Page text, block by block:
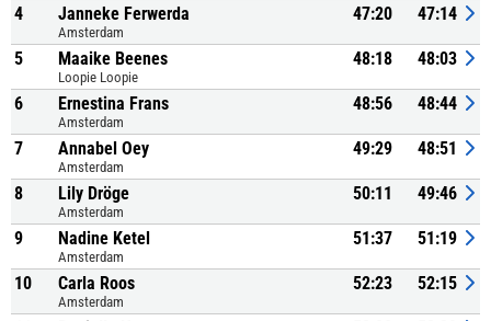
4 Janneke Ferwerda
Amsterdam
47:20 47:14
5 Maaike Beenes
Loopie Loopie
48:18 48:03
6 Ernestina Frans
Amsterdam
48:56 48:44
7 Annabel Oey
Amsterdam
49:29 48:51
8 Lily Dröge
Amsterdam
50:11 49:46
9 Nadine Ketel
Amsterdam
51:37 51:19
10 Carla Roos
Amsterdam
52:23 52:15